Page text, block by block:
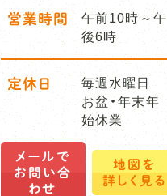
営業時間
午前10時～午
後6時
定休日
毎週水曜日
お盆・年末年
始休業
メールで
お問い合
わせ
地図を
詳しく見る